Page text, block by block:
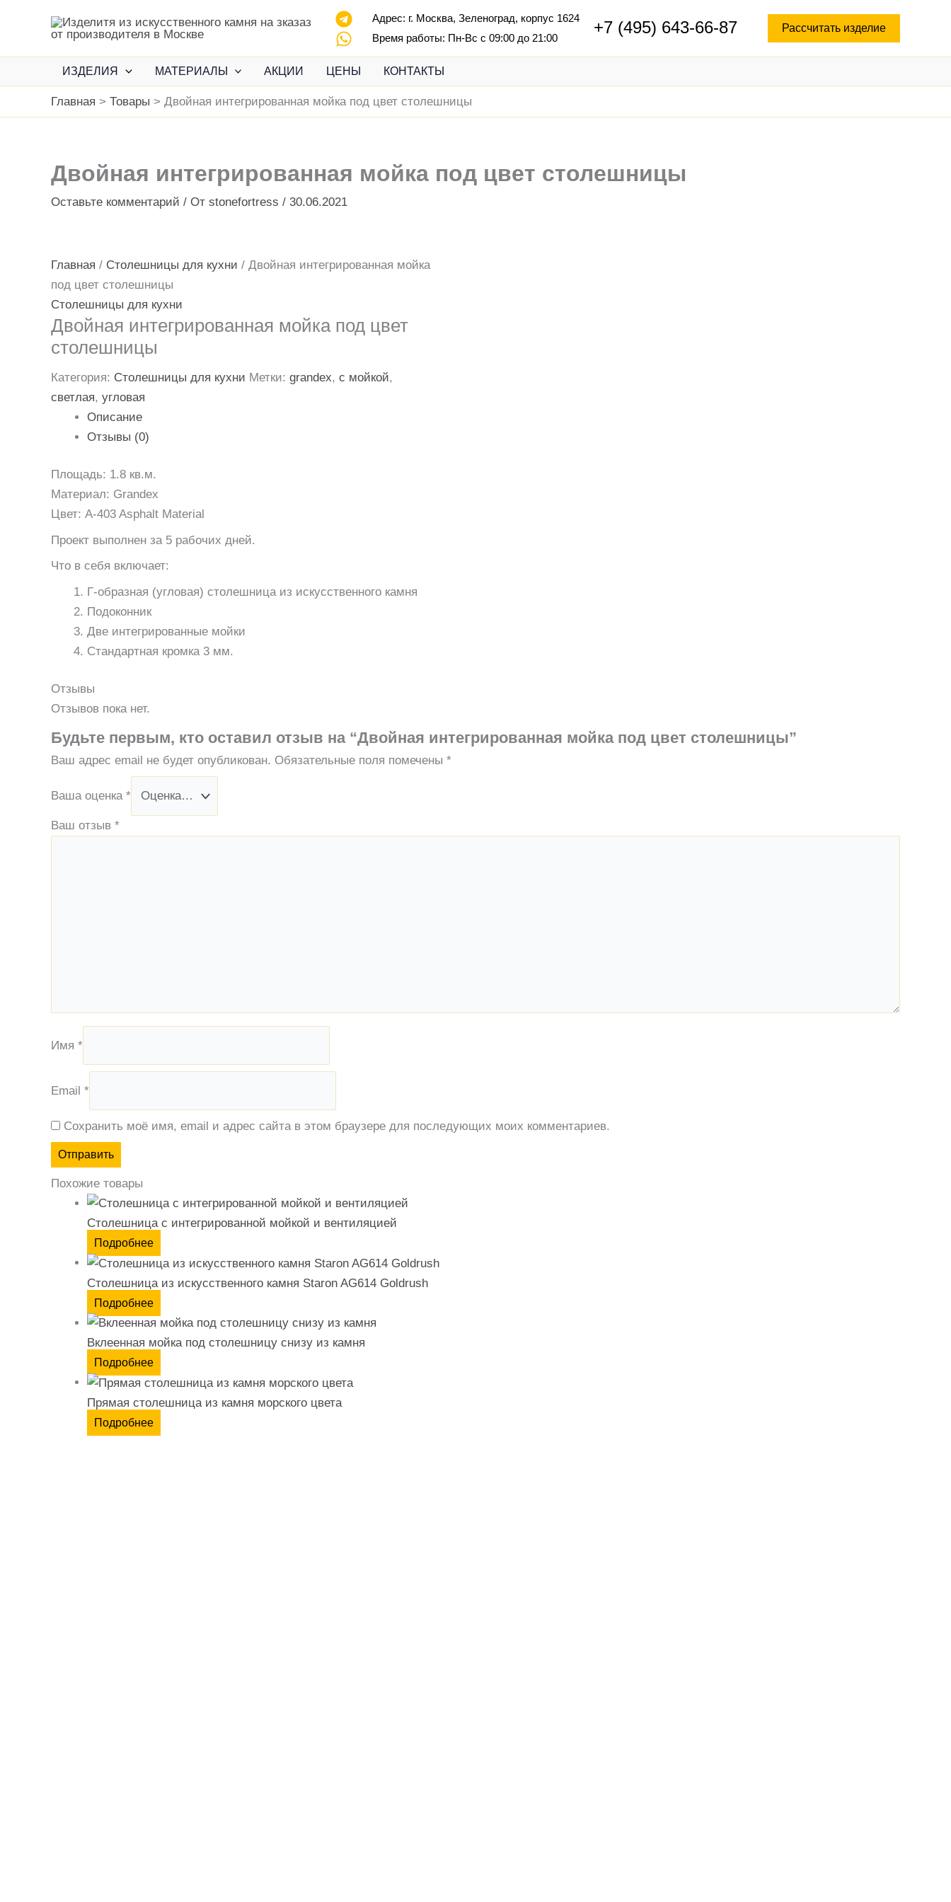
Адрес: г. Москва, Зеленоград, корпус 1624
Время работы: Пн-Вс с 09:00 до 21:00
+7 (495) 643-66-87 Рассчитать изделие
ИЗДЕЛИЯ МАТЕРИАЛЫ АКЦИИ ЦЕНЫ КОНТАКТЫ
Главная Товары Двойная интегрированная мойка под цвет столешницы
Двойная интегрированная мойка под цвет столешницы
Оставьте комментарий / От stonefortress / 30.06.2021
Главная / Столешницы для кухни / Двойная интегрированная мойка
под цвет столешницы
Столешницы для кухни
Двойная интегрированная мойка под цвет
столешницы
Категория: Столешницы для кухни Метки: grandex, с мойкой,
светлая, угловая
Описание
Отзывы (0)
Площадь: 1.8 кв.м.
Материал: Grandex
Цвет: A-403 Asphalt Material
Проект выполнен за 5 рабочих дней.
Что в себя включает:
Г-образная (угловая) столешница из искусственного камня
Подоконник
Две интегрированные мойки
Стандартная кромка 3 мм.
Отзывы
Отзывов пока нет.
Будьте первым, кто оставил отзыв на “Двойная интегрированная мойка под цвет столешницы”
Ваш адрес email не будет опубликован. Обязательные поля помечены *
Ваша оценка *
Ваш отзыв *
Имя *
Email *
Сохранить моё имя, email и адрес сайта в этом браузере для последующих моих комментариев.
Похожие товары
Столешница с интегрированной мойкой и вентиляцией
Подробнее
Столешница из искусственного камня Staron AG614 Goldrush
Подробнее
Вклеенная мойка под столешницу снизу из камня
Подробнее
Прямая столешница из камня морского цвета
Подробнее